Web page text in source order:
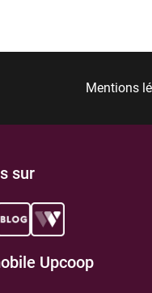
Mentions
sur
Upcoop